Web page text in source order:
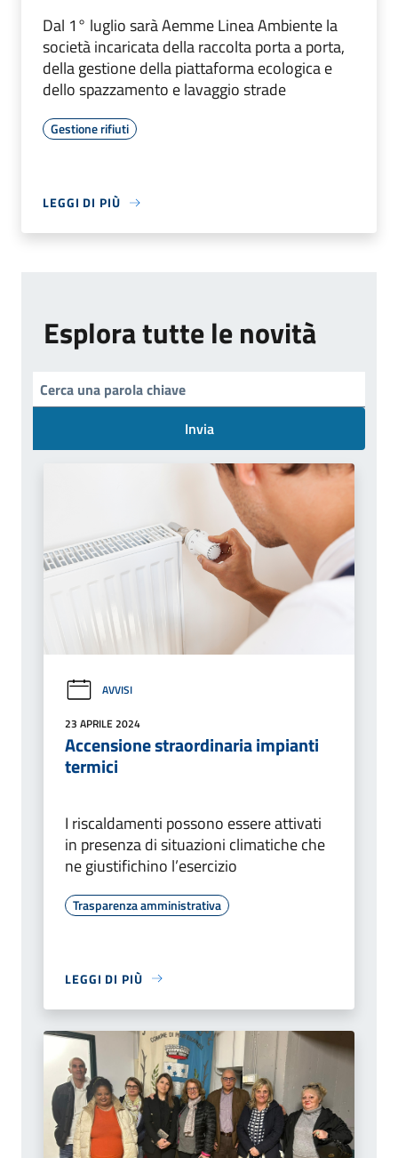
Dal 1° luglio sarà Aemme Linea Ambiente la
società incaricata della raccolta porta a porta,
della gestione della piattaforma ecologica e
dello spazzamento e lavaggio strade
Gestione rifiuti
LEGGI DI PIÙ
Esplora tutte le novità
Invia
AVVISI
23 APRILE 2024
Accensione straordinaria impianti
termici
I riscaldamenti possono essere attivati
in presenza di situazioni climatiche che
ne giustifichino l’esercizio
Trasparenza amministrativa
LEGGI DI PIÙ